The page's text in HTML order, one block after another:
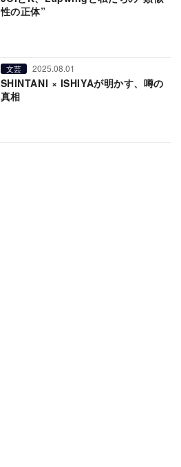
性の正体”
文芸 2025.08.01
SHINTANI × ISHIYAが明かす、噂の
真相